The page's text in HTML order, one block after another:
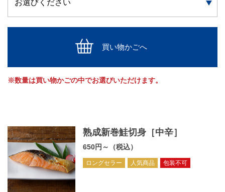
買い物かごへ
※数量は買い物かごの中でお選びいただけます。
熟成新巻鮭切身［中辛］
650円～（税込）
ロングセラー 人気商品 包装不可